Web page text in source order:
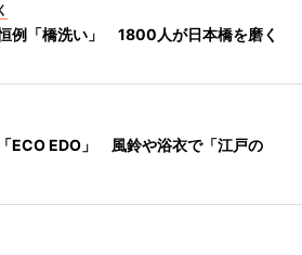
例「橋洗い」 1800人が日本橋を磨く
ECO EDO」 風鈴や浴衣で「江戸の